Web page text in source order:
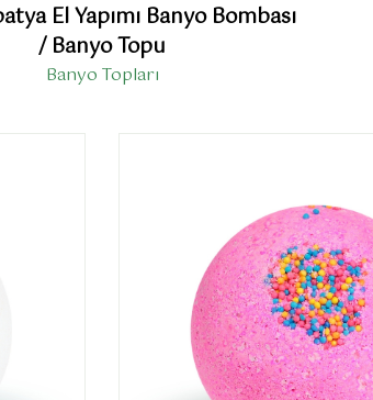
El Yapımı Banyo Bombası
/ Banyo Topu
Banyo Topları